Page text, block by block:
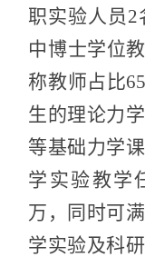
职实验人员2
中博士学位
称教师占比
生的理论力
等基础力学
学实验教学
万，同时可
学实验及科